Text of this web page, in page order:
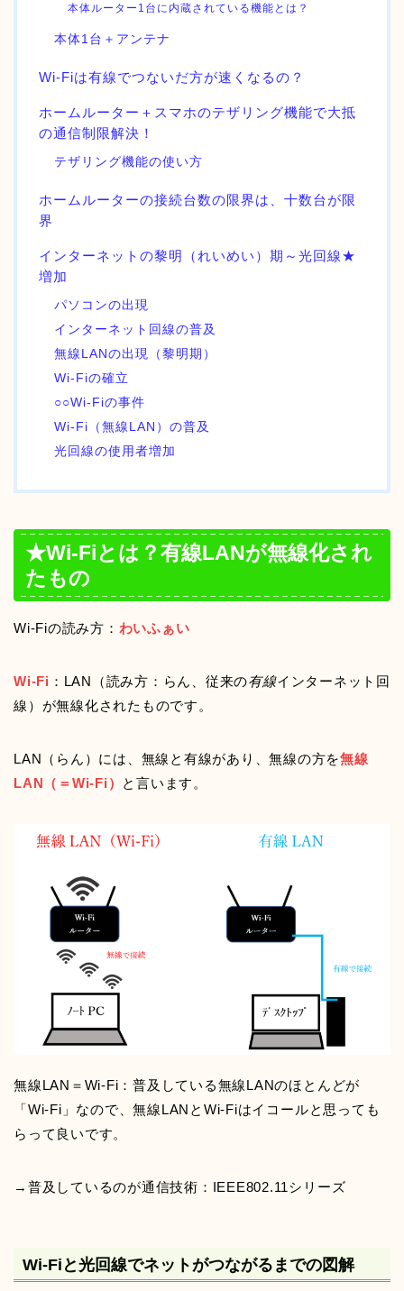
本体ルーター1台に内蔵されている機能とは？
本体1台＋アンテナ
Wi-Fiは有線でつないだ方が速くなるの？
ホームルーター＋スマホのテザリング機能で大抵
の通信制限解決！
テザリング機能の使い方
ホームルーターの接続台数の限界は、十数台が限
界
インターネットの黎明（れいめい）期～光回線★
増加
パソコンの出現
インターネット回線の普及
無線LANの出現（黎明期）
Wi-Fiの確立
○○Wi-Fiの事件
Wi-Fi（無線LAN）の普及
光回線の使用者増加
★Wi-Fiとは？有線LANが無線化され
たもの
Wi-Fiの読み方： わいふぁい
Wi-Fi ：LAN（読み方：らん、従来の有線インターネット回
線）が無線化されたものです。
LAN（らん）には、無線と有線があり、無線の方を無線
LAN（＝Wi-Fi） と言います。
無線LAN＝Wi-Fi：普及している無線LANのほとんどが
「Wi-Fi」なので、無線LANとWi-Fiはイコールと思っても
らって良いです。
→普及しているのが通信技術：IEEE802.11シリーズ
Wi-Fiと光回線でネットがつながるまでの図解